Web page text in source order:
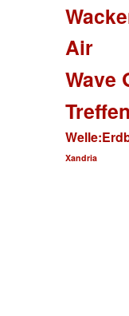
Air
Wave
Treffen
Xandria